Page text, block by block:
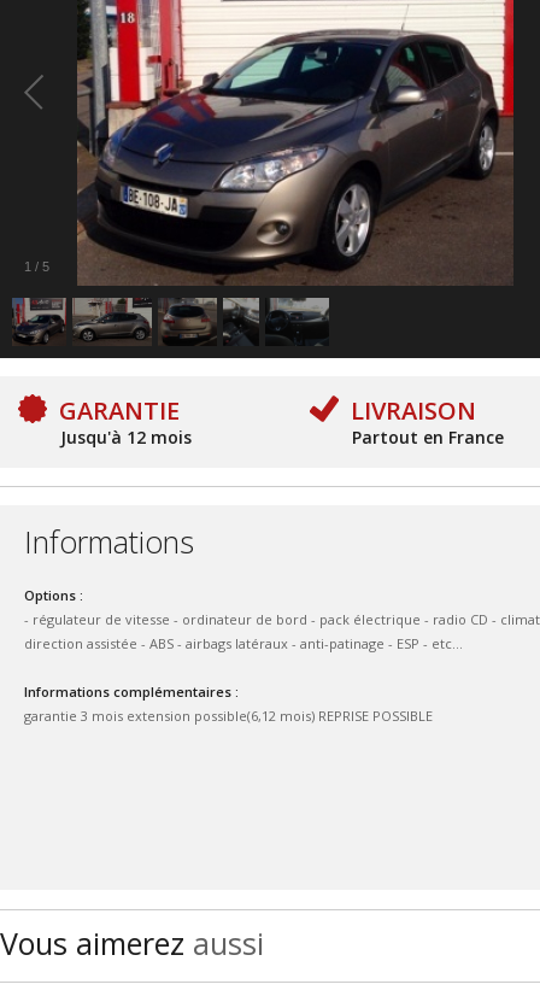
1 / 5
GARANTIE
Jusqu'à 12 mois
LIVRAISON
Partout en France
Informations
Options :
- régulateur de vitesse - ordinateur de bord - pack électrique - radio CD -
direction assistée - ABS - airbags latéraux - anti-patinage - ESP - etc...
Informations complémentaires :
garantie 3 mois extension possible(6,12 mois) REPRISE POSSIBLE
Vous aimerez aussi